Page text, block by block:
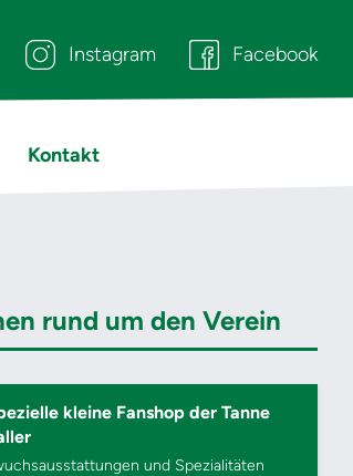
Instagram Facebook
Kontakt
rund um den Verein
kleine Fanshop der Tanne
und Spezialitäten